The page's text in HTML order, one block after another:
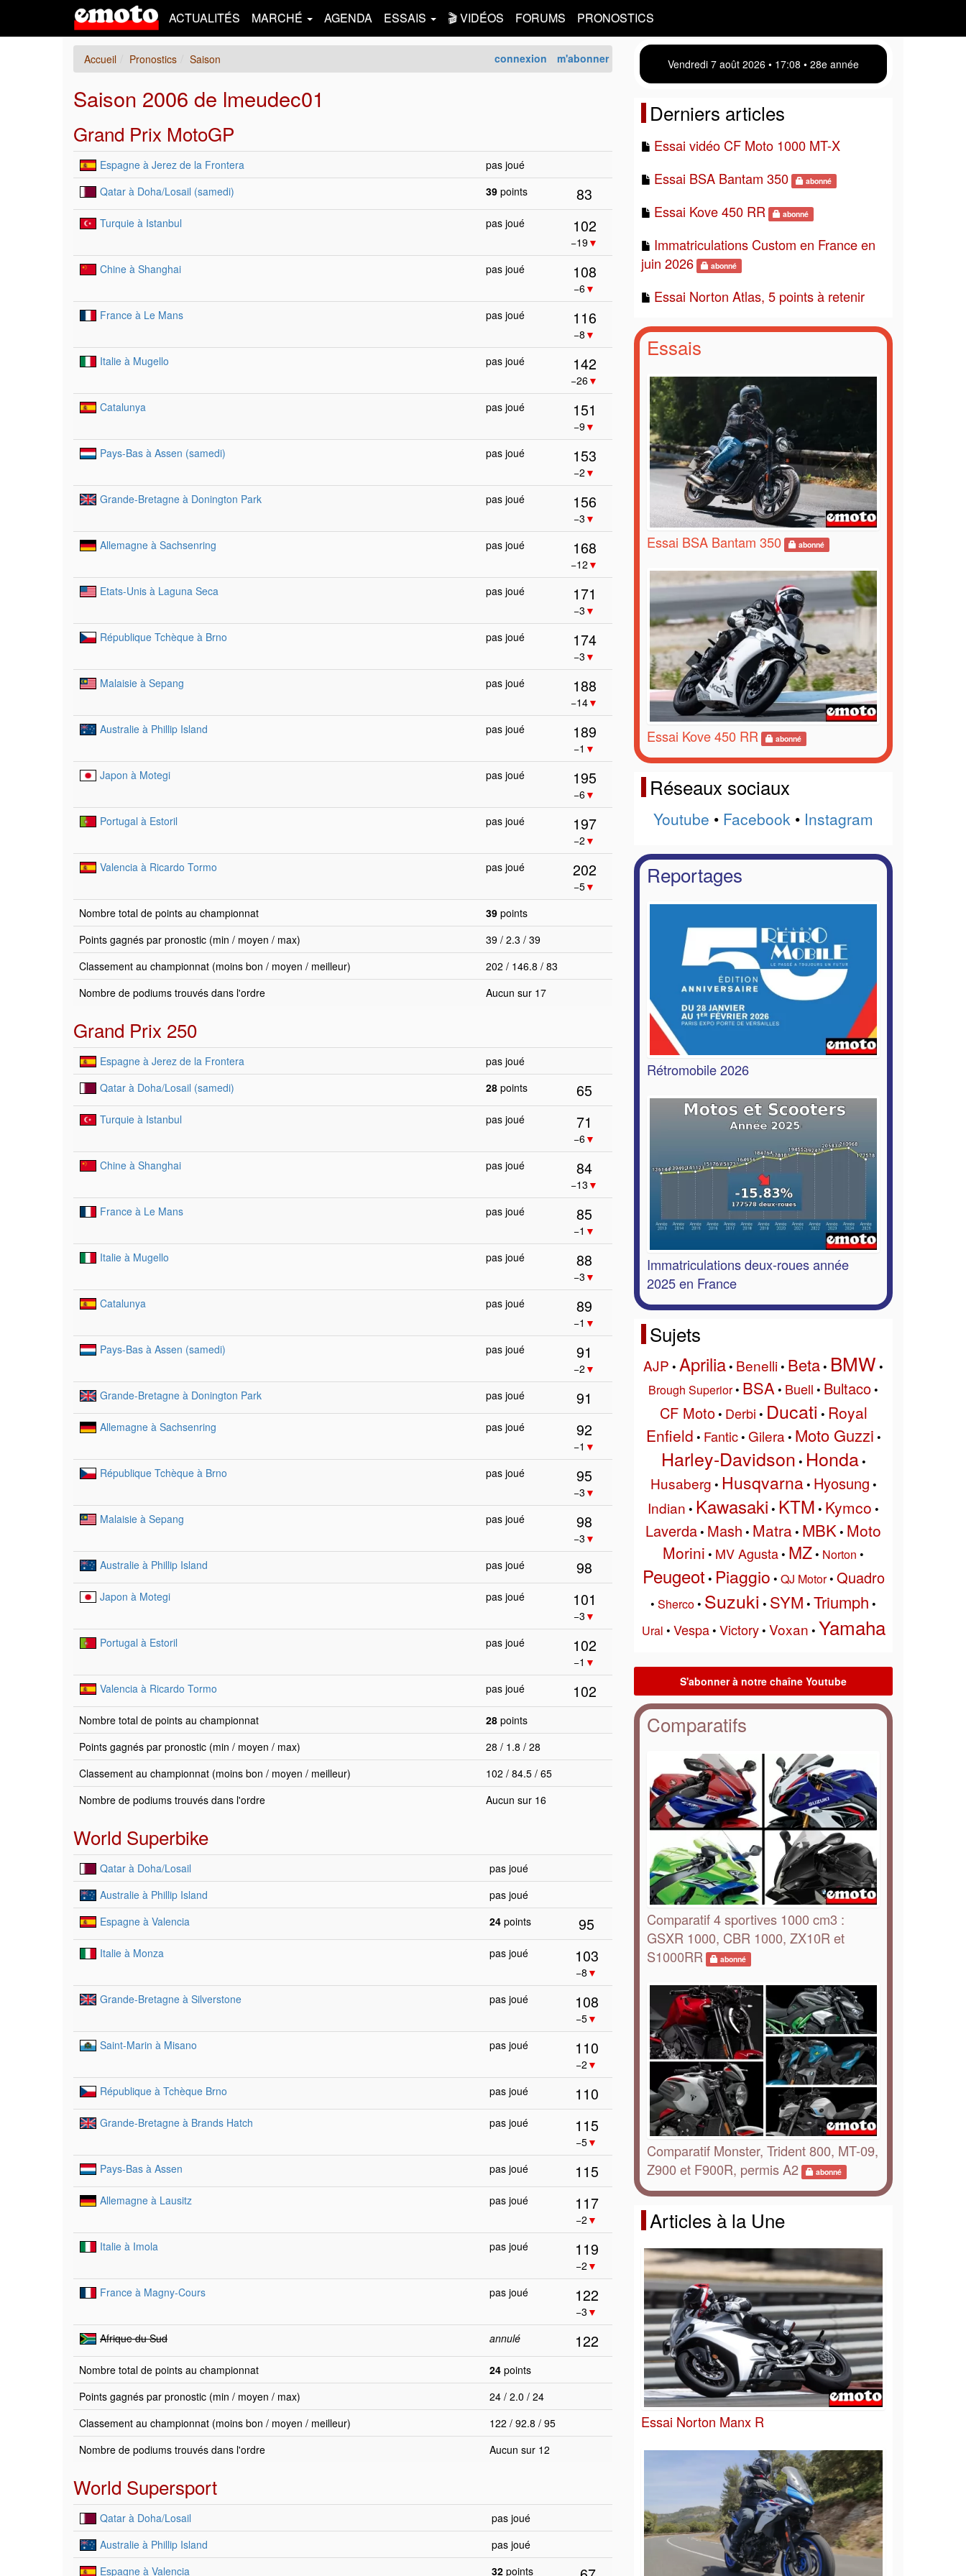
ACTUALITÉS MARCHÉ AGENDA ESSAIS 🎬 VIDÉOS FORUMS PRONOSTICS
connexion m'abonner
Accueil Pronostics Saison
Saison 2006 de lmeudec01
Grand Prix MotoGP
Espagne à Jerez de la Frontera
pas joué
Qatar à Doha/Losail (samedi)
39 points 83
Turquie à Istanbul pas joué 102
−19▼
Chine à Shanghai
pas joué 108
−6▼
France à Le Mans
pas joué 116
−8 ▼
Italie à Mugello
pas joué 142
−26▼
Catalunya
pas joué 151
−9▼
Pays-Bas à Assen (samedi)
pas joué 153
−2 ▼
Grande-Bretagne à Donington Park
pas joué 156
−3 ▼
Allemagne à Sachsenring
pas joué 168
−12 ▼
Etats-Unis à Laguna Seca
pas joué 171
−3 ▼
République Tchèque à Brno
pas joué 174
−3 ▼
Malaisie à Sepang
pas joué 188
−14▼
Australie à Phillip Island
pas joué 189
−1 ▼
Japon à Motegi
pas joué 195
−6▼
Portugal à Estoril
pas joué 197
−2 ▼
Valencia à Ricardo Tormo
pas joué 202
−5▼
Nombre total de points au championnat
39 points
Points gagnés par pronostic (min / moyen / max)
39 / 2.3 / 39
Classement au championnat (moins bon / moyen / meilleur)
202 / 146.8 / 83
Nombre de podiums trouvés dans l'ordre
Aucun sur 17
Grand Prix 250
Espagne à Jerez de la Frontera
pas joué
Qatar à Doha/Losail (samedi)
28 points 65
Turquie à Istanbul pas joué 71
−6▼
Chine à Shanghai
pas joué 84
−13 ▼
France à Le Mans
pas joué 85
−1 ▼
Italie à Mugello
pas joué 88
−3 ▼
Catalunya
pas joué 89
−1 ▼
Pays-Bas à Assen (samedi)
pas joué 91
−2 ▼
Grande-Bretagne à Donington Park
pas joué 91
Allemagne à Sachsenring pas joué 92
−1 ▼
République Tchèque à Brno
pas joué 95
−3 ▼
Malaisie à Sepang
pas joué 98
−3 ▼
Australie à Phillip Island
pas joué 98
Japon à Motegi pas joué 101
−3 ▼
Portugal à Estoril
pas joué 102
−1 ▼
Valencia à Ricardo Tormo
pas joué 102
Nombre total de points au championnat 28 points
Points gagnés par pronostic (min / moyen / max)
28 / 1.8 / 28
Classement au championnat (moins bon / moyen / meilleur)
102 / 84.5 / 65
Nombre de podiums trouvés dans l'ordre
Aucun sur 16
World Superbike
Qatar à Doha/Losail
pas joué
Australie à Phillip Island
pas joué
Espagne à Valencia
24 points 95
Italie à Monza pas joué 103
−8 ▼
Grande-Bretagne à Silverstone
pas joué 108
−5▼
Saint-Marin à Misano
pas joué 110
−2 ▼
République à Tchèque Brno
pas joué 110
Grande-Bretagne à Brands Hatch pas joué 115
−5▼
Pays-Bas à Assen
pas joué 115
Allemagne à Lausitz pas joué 117
−2 ▼
Italie à Imola
pas joué 119
−2 ▼
France à Magny-Cours
pas joué 122
−3 ▼
Afrique du Sud
annulé 122
Nombre total de points au championnat 24 points
Points gagnés par pronostic (min / moyen / max)
24 / 2.0 / 24
Classement au championnat (moins bon / moyen / meilleur)
122 / 92.8 / 95
Nombre de podiums trouvés dans l'ordre
Aucun sur 12
World Supersport
Qatar à Doha/Losail
pas joué
Australie à Phillip Island
pas joué
Espagne à Valencia
32 points
Vendredi 7 août 2026 • 17 08 • 28e année
Derniers articles
Essai vidéo CF Moto 1000 MT-X
Essai BSA Bantam 350
abonné
Essai Kove 450 RR abonné
Immatriculations Custom en France en
juin 2026
abonné
Essai Norton Atlas, 5 points à retenir
Essais
Essai BSA Bantam 350 abonné
Essai Kove 450 RR abonné
Réseaux sociaux
Youtube • Facebook • Instagram
Reportages
Rétromobile 2026
Immatriculations deux-roues année
2025 en France
Sujets
AJP • Aprilia• Benelli• Beta• BMW •
Brough Superior• BSA • Buell • Bultaco•
CF Moto• Derbi • Ducati • Royal
Enfield • Fantic• Gilera • Moto Guzzi •
Harley-Davidson • Honda•
Husaberg • Husqvarna• Hyosung •
Indian • Kawasaki • KTM • Kymco •
Laverda• Mash • Matra• MBK • Moto
Morini • MV Agusta• MZ• Norton •
Peugeot • Piaggio • QJ Motor• Quadro
• Sherco• Suzuki • SYM • Triumph •
Ural • Vespa• Victory• Voxan • Yamaha
Comparatifs
Comparatif 4 sportives 1000 cm3 :
GSXR 1000, CBR 1000, ZX10R et
S1000RR
abonné
Comparatif Monster, Trident 800, MT-09,
Z900 et F900R, permis A2
abonné
Articles à la Une
Essai Norton Manx R